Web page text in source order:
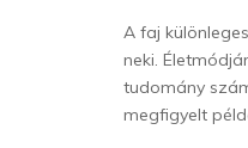
A faj
neki.
tudomány
megfigyelt